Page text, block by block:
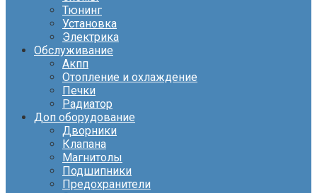
Тюнинг
Установка
Электрика
Обслуживание
Акпп
Отопление и охлаждение
Печки
Радиатор
Доп оборудование
Дворники
Клапана
Магнитолы
Подшипники
Предохранители